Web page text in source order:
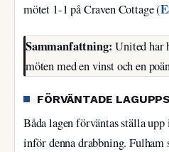
mötet 1-1 på Craven Cottage (
Sammanfattning: United har
möten med en vinst och en
FÖRVÄNTADE
Båda lagen förväntas ställa
inför denna drabbning.